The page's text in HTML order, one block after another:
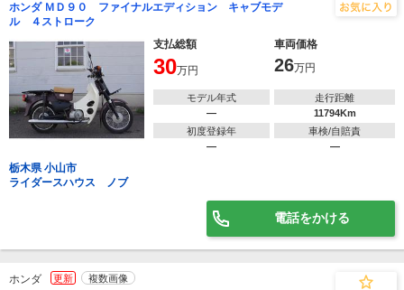
ホンダ ＭＤ９０ ファイナルエディション キャブモデ
ル ４ストローク
支払総額
車両価格
30万円 26万円
モデル年式
―
走行距離
11794Km
初度登録年
―
車検/自賠責
―
栃木県 小山市
ライダースハウス ノブ
電話をかける
ホンダ 更新 複数画像